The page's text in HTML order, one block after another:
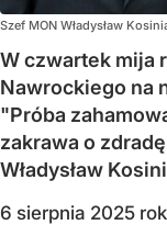
Szef MON Władysław
W czwartek mija
Nawrockiego na
"Próba
zakrawa o
Władysław
6 sierpnia 2025